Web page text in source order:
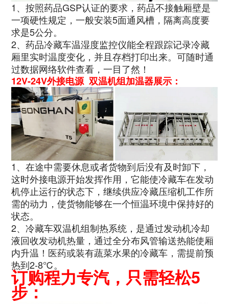
1、按照药品GSP认证的要求，药品不接触厢壁是
一项硬性规定，一般安装5面通风槽，隔离高度要
求是5公分。
2、药品冷藏车温湿度监控仪能全程跟踪记录冷藏
厢里实时温度变化，并且存档打印出来。可随时通
过数据网络软件查看，一目了然！
12V-24V外接电源 双温机组加温器展示：
1、在途中需要休息或者货物到后没有及时卸下，
这时外接电源开始发挥作用，它能使冷藏车在发动
机停止运行的状态下，继续供应冷藏压缩机工作所
需的动力，使货物能够在一个恒温环境中保持好的
状态。
2、冷藏车双温机组制热系统，是通过发动机冷却
液回收发动机热量，通过全分布风管输送热能使厢
内升温！医药或装有蔬菜水果的冷藏车，需提前预
热到2-8℃。
订购程力专汽，只需轻松5
步：